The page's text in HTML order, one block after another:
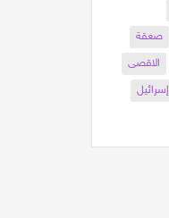
صعقة
الاقصى
إسرائيل